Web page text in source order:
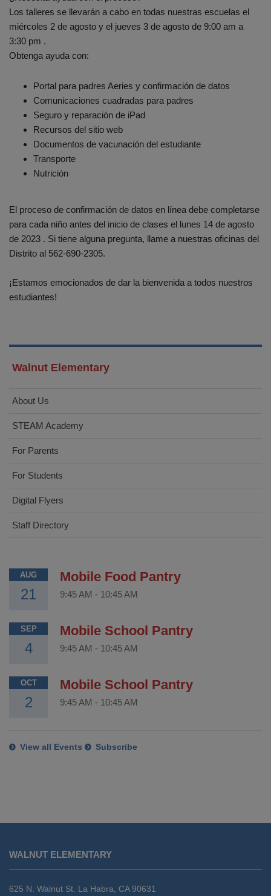
Los talleres se llevarán a cabo en todas nuestras escuelas el
miércoles 2 de agosto y el jueves 3 de agosto de 9:00 am a
3:30 pm .
Obtenga ayuda con:
Portal para padres Aeries y confirmación de datos
Comunicaciones cuadradas para padres
Seguro y reparación de iPad
Recursos del sitio web
Documentos de vacunación del estudiante
Transporte
Nutrición
El proceso de confirmación de datos en línea debe completarse
para cada niño antes del inicio de clases el lunes 14 de agosto
de 2023 . Si tiene alguna pregunta, llame a nuestras oficinas del
Distrito al 562-690-2305.
¡Estamos emocionados de dar la bienvenida a todos nuestros
estudiantes!
Walnut Elementary
About Us
STEAM Academy
For Parents
For Students
Digital Flyers
Staff Directory
AUG
21
Mobile Food Pantry
9:45 AM - 10:45 AM
SEP
4
Mobile School Pantry
9:45 AM - 10:45 AM
OCT
2
Mobile School Pantry
9:45 AM - 10:45 AM
View all Events Subscribe
provides
information
using
WALNUT ELEMENTARY
625 N. Walnut St. La Habra, CA 90631